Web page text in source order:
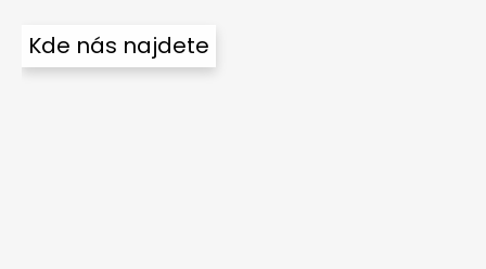
Kde nás najdete